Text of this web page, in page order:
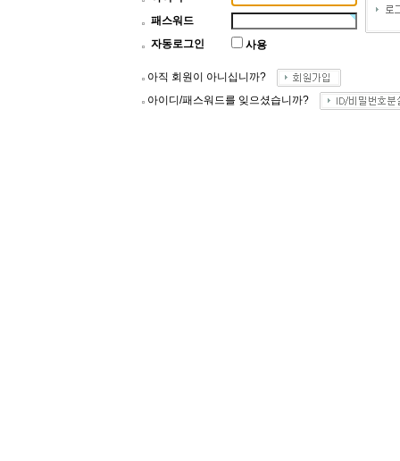
패스워드
자동로그인
사용
아직 회원이 아니십니까?
아이디/패스워드를 잊으셨습니까?